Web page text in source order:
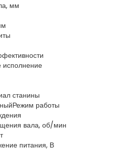
мм
исполнение
станины
Режим работы
вала, об/мин
питания, В